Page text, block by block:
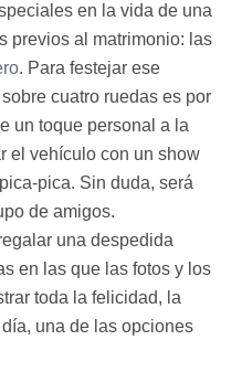
en la vida de una
previos al matrimonio: las
. Para festejar ese
cuatro ruedas es por
un toque personal a la
el vehículo con un show
pica. Sin duda, será
de amigos.
una despedida
en las que las fotos y los
toda la felicidad, la
una de las opciones